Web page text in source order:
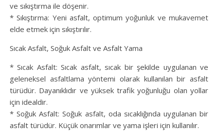
ve sıkıştırma ile döşenir.
* Sıkıştırma: Yeni asfalt, optimum yoğunluk ve mukavemet
elde etmek için sıkıştırılır.
Sıcak Asfalt, Soğuk Asfalt ve Asfalt Yama
* Sıcak Asfalt: Sıcak asfalt, sıcak bir şekilde uygulanan ve
geleneksel asfaltlama yöntemi olarak kullanılan bir asfalt
türüdür. Dayanıklıdır ve yüksek trafik yoğunluğu olan yollar
için idealdir.
* Soğuk Asfalt: Soğuk asfalt, oda sıcaklığında uygulanan bir
asfalt türüdür. Küçük onarımlar ve yama işleri için kullanılır.